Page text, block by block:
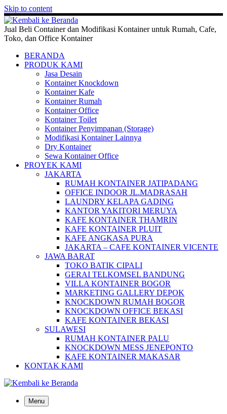
Skip to content
Jual Beli Container dan Modifikasi Kontainer untuk Rumah, Cafe,
Toko, dan Office Kontainer
BERANDA
PRODUK KAMI
Jasa Desain
Kontainer Knockdown
Kontainer Kafe
Kontainer Rumah
Kontainer Office
Kontainer Toilet
Kontainer Penyimpanan (Storage)
Modifikasi Kontainer Lainnya
Dry Kontainer
Sewa Kontainer Office
PROYEK KAMI
JAKARTA
RUMAH KONTAINER JATIPADANG
OFFICE INDOOR JL.MADRASAH
LAUNDRY KELAPA GADING
KANTOR YAKITORI MERUYA
KAFE KONTAINER THAMRIN
KAFE KONTAINER PLUIT
KAFE ANGKASA PURA
JAKARTA – CAFE KONTAINER VICENTE
JAWA BARAT
TOKO BATIK CIPALI
GERAI TELKOMSEL BANDUNG
VILLA KONTAINER BOGOR
MARKETING GALLERY DEPOK
KNOCKDOWN RUMAH BOGOR
KNOCKDOWN OFFICE BEKASI
KAFE KONTAINER BEKASI
SULAWESI
RUMAH KONTAINER PALU
KNOCKDOWN MESS JENEPONTO
KAFE KONTAINER MAKASAR
KONTAK KAMI
Menu